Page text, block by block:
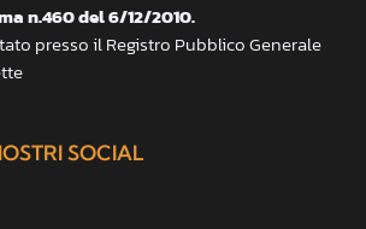
n.460 del 6/12/2010.
presso il Registro Pubblico Generale
SOCIAL